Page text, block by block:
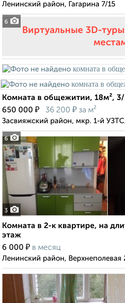
6
Ленинский район, Гагарина 7/15
Виртуальные 3D-
6
Комната в общежитии, 18м²,
650 000 ₽ 36 200 ₽ за м²
Засвияжский район, мкр. 1-й
3
Комната в 2-к квартире, на
этаж
6 000 ₽ в месяц
Ленинский район, Верхнеполевая